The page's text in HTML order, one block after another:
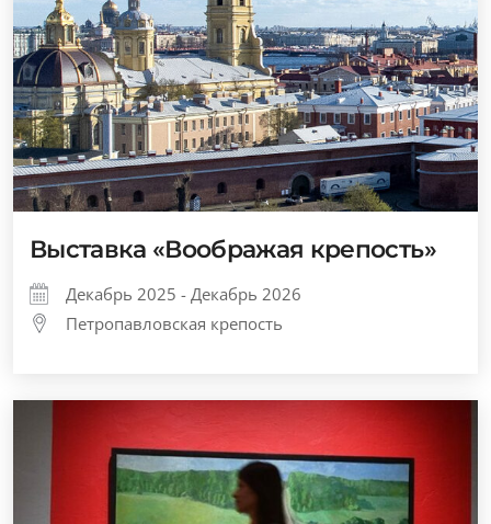
Выставка «Воображая крепость»
Декабрь 2025 - Декабрь 2026
Петропавловская крепость